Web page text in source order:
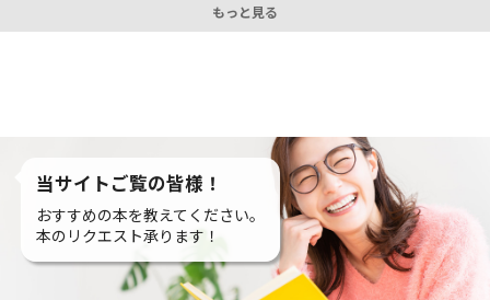
もっと見る
当サイトご覧の皆様！
おすすめの本を教えてください。
本のリクエスト承ります！